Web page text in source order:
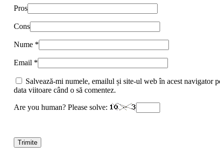
Pros
Cons
Nume *
Email *
Salvează-mi numele, emailul și site-ul web în acest navigator
data viitoare când o să comentez.
Are you human? Please solve: